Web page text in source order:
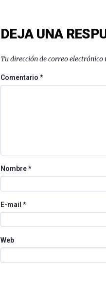
DEJA UNA
Tu dirección de correo electrónico
Comentario*
Nombre*
E-mail *
Web